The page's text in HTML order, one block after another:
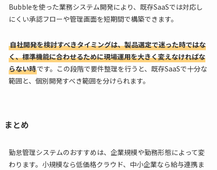
Bubbleを使った業務システム開発により、既存SaaSでは対応し
にくい承認フローや管理画面を短期間で構築できます。
自社開発を検討すべきタイミングは、製品選定で迷った時ではな
く、標準機能に合わせるために現場運用を大きく変えなければな
らない時です。この段階で要件整理を行うと、既存SaaSで十分な
範囲と、個別開発すべき範囲を分けられます。
まとめ
勤怠管理システムのおすすめは、企業規模や勤務形態によって変
わります。小規模なら低価格クラウド、中小企業なら給与連携ま